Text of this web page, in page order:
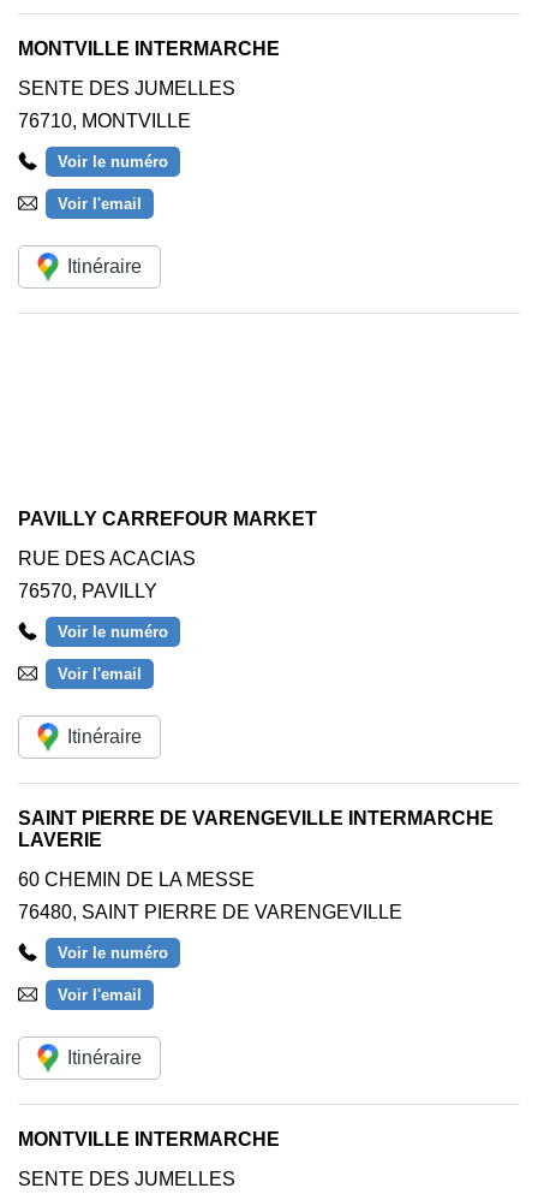
MONTVILLE INTERMARCHE
SENTE DES JUMELLES
76710, MONTVILLE
Voir le numéro
Voir l'email
Itinéraire
PAVILLY CARREFOUR MARKET
RUE DES ACACIAS
76570, PAVILLY
Voir le numéro
Voir l'email
Itinéraire
SAINT PIERRE DE VARENGEVILLE INTERMARCHE
LAVERIE
60 CHEMIN DE LA MESSE
76480, SAINT PIERRE DE VARENGEVILLE
Voir le numéro
Voir l'email
Itinéraire
MONTVILLE INTERMARCHE
SENTE DES JUMELLES